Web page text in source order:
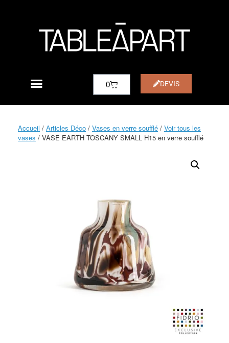
0 DEVIS
Accueil / Articles Déco / Vases en verre soufflé / Voir tous les
vases / VASE EARTH TOSCANY SMALL H15 en verre soufflé